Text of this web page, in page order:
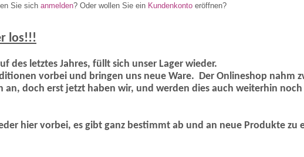
Sie sich anmelden? Oder wollen Sie ein Kundenkonto eröffnen?
los!!!
des letztes Jahres, füllt sich unser Lager wieder.
vorbei und bringen uns neue Ware. Der Onlineshop nahm
an, doch erst jetzt haben wir, und werden dies auch weiterhin
hier vorbei, es gibt ganz bestimmt ab und an neue Produkte zu